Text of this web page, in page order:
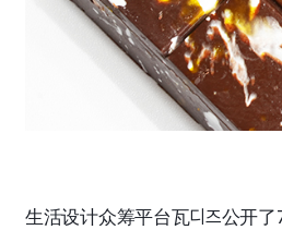
生活设计众筹平台瓦디즈公开